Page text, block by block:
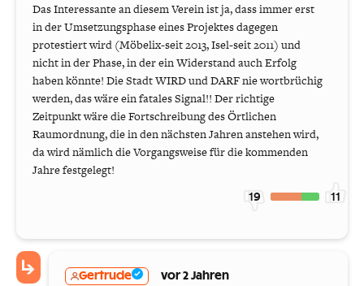
Das Interessante an diesem Verein ist ja, dass immer erst
in der Umsetzungsphase eines Projektes dagegen
protestiert wird (Möbelix-seit 2013, Isel-seit 2011) und
nicht in der Phase, in der ein Widerstand auch Erfolg
haben könnte! Die Stadt WIRD und DARF nie wortbrüchig
werden, das wäre ein fatales Signal!! Der richtige
Zeitpunkt wäre die Fortschreibung des Örtlichen
Raumordnung, die in den nächsten Jahren anstehen wird,
da wird nämlich die Vorgangsweise für die kommenden
Jahre festgelegt!
19 11
Gertrude vor 2 Jahren